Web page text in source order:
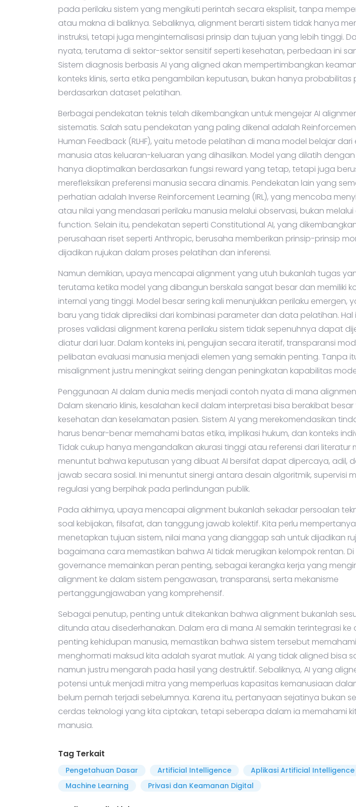
pada perilaku sistem yang mengikuti perintah secara eksplisit, tanpa
atau makna di baliknya. Sebaliknya, alignment berarti sistem tidak hanya
instruksi, tetapi juga menginternalisasi prinsip dan tujuan yang lebih tinggi.
nyata, terutama di sektor-sektor sensitif seperti kesehatan, perbedaan ini
Sistem diagnosis berbasis AI yang aligned akan mempertimbangkan
konteks klinis, serta etika pengambilan keputusan, bukan hanya probabilitas
berdasarkan dataset pelatihan.
Berbagai pendekatan teknis telah dikembangkan untuk mengejar AI
sistematis. Salah satu pendekatan yang paling dikenal adalah
Human Feedback (RLHF), yaitu metode pelatihan di mana model belajar dari
manusia atas keluaran-keluaran yang dihasilkan. Model yang dilatih dengan
hanya dioptimalkan berdasarkan fungsi reward yang tetap, tetapi juga
merefleksikan preferensi manusia secara dinamis. Pendekatan lain yang
perhatian adalah Inverse Reinforcement Learning (IRL), yang mencoba
atau nilai yang mendasari perilaku manusia melalui observasi, bukan melalui
function. Selain itu, pendekatan seperti Constitutional AI, yang
perusahaan riset seperti Anthropic, berusaha memberikan prinsip-prinsip
dijadikan rujukan dalam proses pelatihan dan inferensi.
Namun demikian, upaya mencapai alignment yang utuh bukanlah tugas
terutama ketika model yang dibangun berskala sangat besar dan memiliki
internal yang tinggi. Model besar sering kali menunjukkan perilaku emergen,
baru yang tidak diprediksi dari kombinasi parameter dan data pelatihan. Hal
proses validasi alignment karena perilaku sistem tidak sepenuhnya dapat
diatur dari luar. Dalam konteks ini, pengujian secara iteratif, transparansi
pelibatan evaluasi manusia menjadi elemen yang semakin penting. Tanpa
misalignment justru meningkat seiring dengan peningkatan kapabilitas
Penggunaan AI dalam dunia medis menjadi contoh nyata di mana
Dalam skenario klinis, kesalahan kecil dalam interpretasi bisa berakibat
kesehatan dan keselamatan pasien. Sistem AI yang merekomendasikan
harus benar-benar memahami batas etika, implikasi hukum, dan konteks
Tidak cukup hanya mengandalkan akurasi tinggi atau referensi dari literatur
menuntut bahwa keputusan yang dibuat AI bersifat dapat dipercaya, adil,
jawab secara sosial. Ini menuntut sinergi antara desain algoritmik, supervisi
regulasi yang berpihak pada perlindungan publik.
Pada akhirnya, upaya mencapai alignment bukanlah sekadar persoalan
soal kebijakan, filsafat, dan tanggung jawab kolektif. Kita perlu
menetapkan tujuan sistem, nilai mana yang dianggap sah untuk dijadikan
bagaimana cara memastikan bahwa AI tidak merugikan kelompok rentan. Di
governance memainkan peran penting, sebagai kerangka kerja yang
alignment ke dalam sistem pengawasan, transparansi, serta mekanisme
pertanggungjawaban yang komprehensif.
Sebagai penutup, penting untuk ditekankan bahwa alignment bukanlah
ditunda atau disederhanakan. Dalam era di mana AI semakin terintegrasi ke
penting kehidupan manusia, memastikan bahwa sistem tersebut
menghormati maksud kita adalah syarat mutlak. AI yang tidak aligned bisa
namun justru mengarah pada hasil yang destruktif. Sebaliknya, AI yang
potensi untuk menjadi mitra yang memperluas kapasitas kemanusiaan
belum pernah terjadi sebelumnya. Karena itu, pertanyaan sejatinya bukan
cerdas teknologi yang kita ciptakan, tetapi seberapa dalam ia memahami
manusia.
Tag Terkait
Pengetahuan Dasar Artificial Intelligence
Aplikasi Artificial Intelligence
Machine Learning
Privasi dan Keamanan Digital